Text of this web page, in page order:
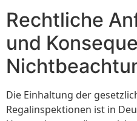
Rechtliche
und
Die Einhaltung der
Regalinspektionen ist in